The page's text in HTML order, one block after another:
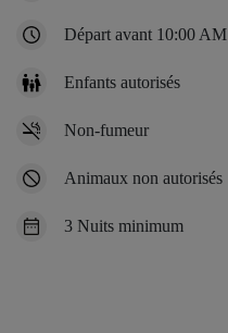
Départ avant 10:00 AM
Enfants autorisés
Non-fumeur
Animaux non autorisés
3 Nuits minimum